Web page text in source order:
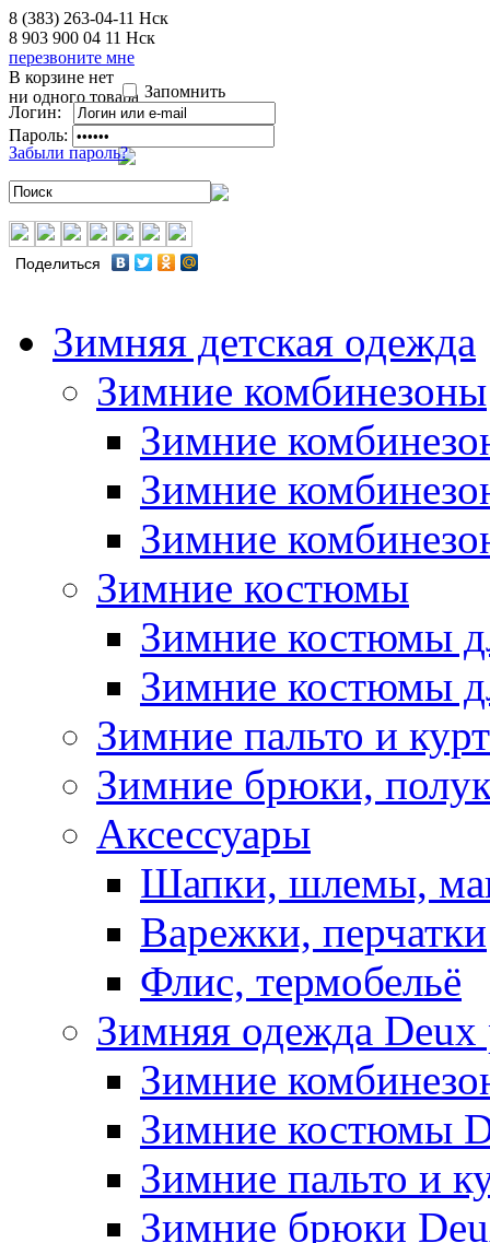
8 (383) 263-04-11 Нск
8 903 900 04 11 Нск
перезвоните мне
В корзине нет
ни одного товара Запомнить
Логин:
Пароль:
Забыли пароль?
Поделиться
Зимняя детская одежда
Зимние комбинезоны
Зимние
Зимние
Зимние
Зимние костюмы
Зимние костюмы
Зимние костюмы
Зимние пальто и
Зимние брюки,
Аксессуары
Шапки, шлемы,
Варежки, перчатки
Флис, термобельё
Зимняя одежда Deux
Зимние
Зимние костюмы
Зимние пальто и
Зимние брюки